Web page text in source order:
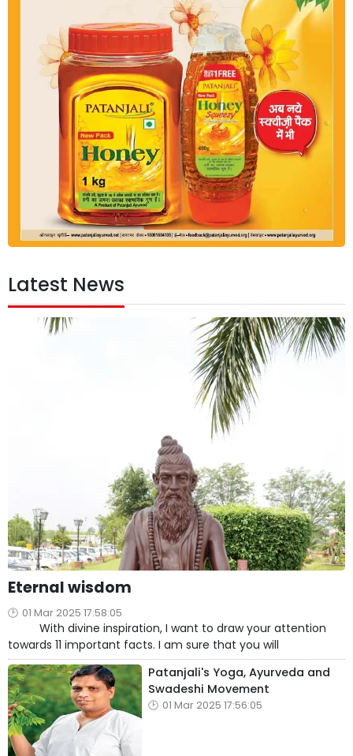
Latest News
Eternal wisdom
01 Mar 2025 17:58:05
With divine inspiration, I want to draw your attention
towards 11 important facts. I am sure that you will
Patanjali's Yoga, Ayurveda and
Swadeshi Movement
01 Mar 2025 17:56:05